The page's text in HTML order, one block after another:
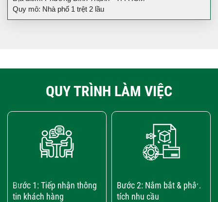
Quy mô: Nhà phố 1 trệt 2 lầu
QUY TRÌNH LÀM VIỆC
Bước 1: Tiếp nhận thông
tin khách hàng
Bước 2: Nắm bắt & phân
tích nhu cầu
›
‹